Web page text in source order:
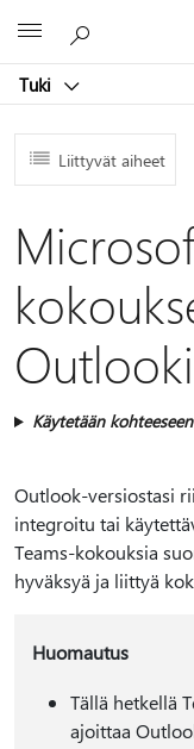
Tuki
Liittyvät aiheet
Käytetään kohteeseen
Outlook-versiostasi
integroitu tai
Teams-kokouksia
hyväksyä ja liittyä
Huomautus
Tällä hetkellä
ajoittaa